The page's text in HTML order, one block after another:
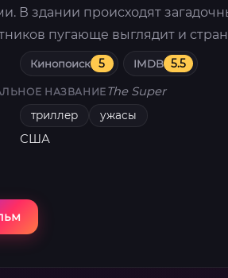
В здании происходят
пугающе выглядит и
Кинопоиск 5 IMDB 5.5
НАЗВАНИЕ The Super
триллер ужасы
США